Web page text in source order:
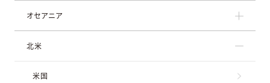
オセアニア
北米
米国